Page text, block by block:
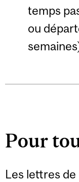
temps
ou
Pour
Les lettres